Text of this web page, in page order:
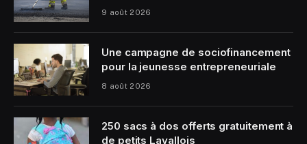
9 août 2026
Une campagne de sociofinancement
pour la jeunesse entrepreneuriale
8 août 2026
250 sacs à dos offerts gratuitement à
de petits Lavallois